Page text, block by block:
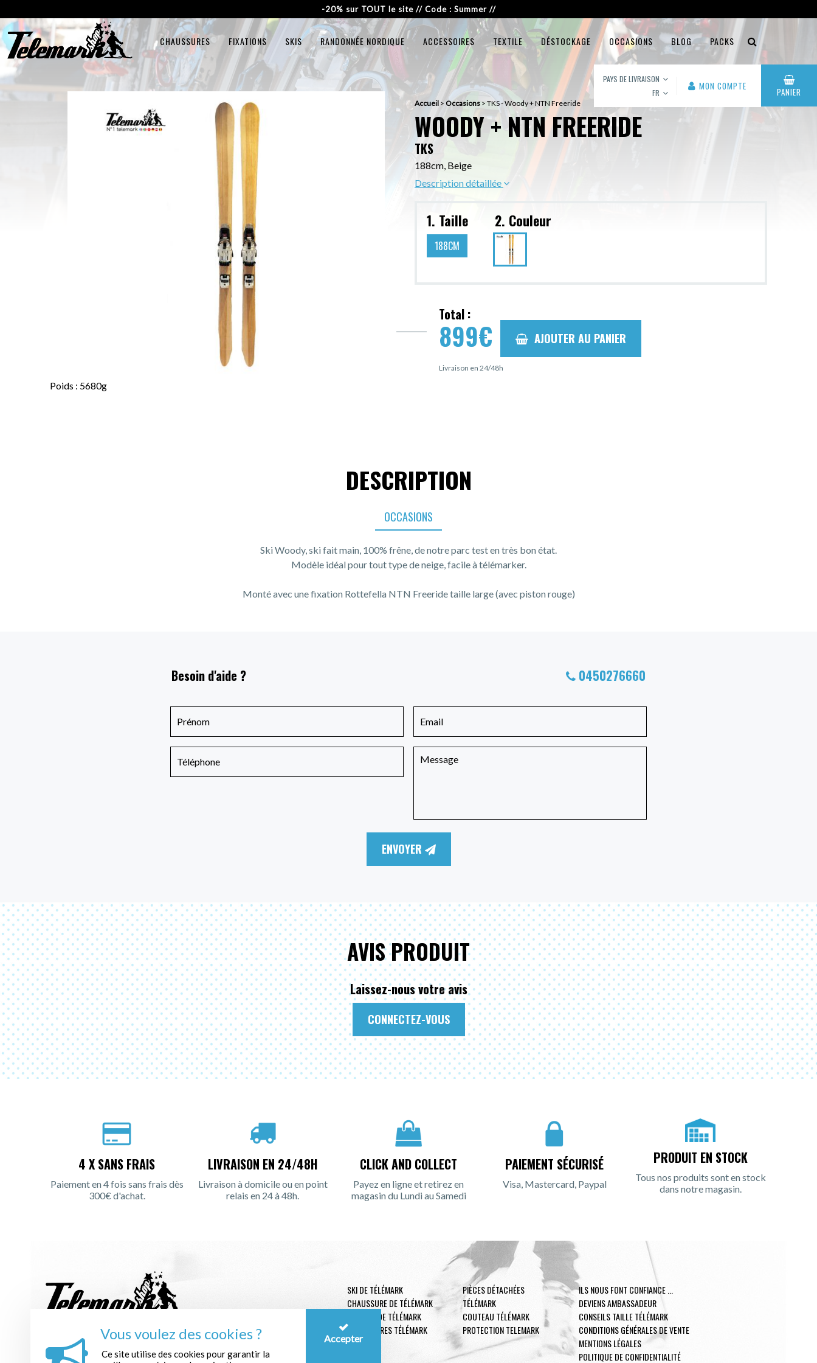
-20% sur TOUT le site // Code : Summer //
CHAUSSURES FIXATIONS SKIS RANDONNÉE NORDIQUE ACCESSOIRES TEXTILE DÉSTOCKAGE OCCASIONS BLOG PACKS
PAYS DE LIVRAISON
FR
MON COMPTE PANIER
Poids : 5680g
Accueil > Occasions > TKS - Woody + NTN Freeride
WOODY + NTN FREERIDE
TKS
188cm, Beige
Description détaillée
1. Taille
188CM
2. Couleur
Total :
899€ AJOUTER AU PANIER
Livraison en 24/48h
DESCRIPTION
OCCASIONS
Ski Woody, ski fait main, 100% frêne, de notre parc test en très bon état.
Modèle idéal pour tout type de neige, facile à télémarker.
Monté avec une fixation Rottefella NTN Freeride taille large (avec piston rouge)
Besoin d'aide ? 0450276660
ENVOYER
AVIS PRODUIT
Laissez-nous votre avis
CONNECTEZ-VOUS
4 X SANS FRAIS
Paiement en 4 fois sans frais dès
300€ d'achat.
LIVRAISON EN 24/48H
Livraison à domicile ou en point
relais en 24 à 48h.
CLICK AND COLLECT
Payez en ligne et retirez en
magasin du Lundi au Samedi
PAIEMENT SÉCURISÉ
Visa, Mastercard, Paypal
PRODUIT EN STOCK
Tous nos produits sont en stock
dans notre magasin.
INSCRIPTION À LA NEWSLETTER :
SKI DE TÉLÉMARK
CHAUSSURE DE TÉLÉMARK
FIXATION DE TÉLÉMARK
ACCESSOIRES TÉLÉMARK
PIÈCES DÉTACHÉES
TÉLÉMARK
COUTEAU TÉLÉMARK
PROTECTION TELEMARK
ILS NOUS FONT CONFIANCE ...
DEVIENS AMBASSADEUR
CONSEILS TAILLE TÉLÉMARK
CONDITIONS GÉNÉRALES DE VENTE
MENTIONS LÉGALES
POLITIQUE DE CONFIDENTIALITÉ
Vous voulez des cookies ?
Ce site utilise des cookies pour garantir la
Accepter